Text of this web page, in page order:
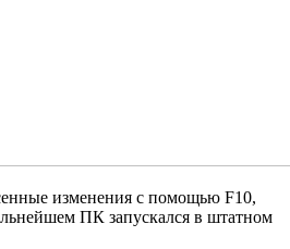
изменения с помощью F10,
ПК запускался в штатном